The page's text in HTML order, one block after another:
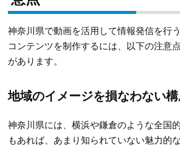
神奈川県で動画を活用して情報発信を行
コンテンツを制作するには、以下の注意
があります。
地域のイメージを損なわない
神奈川県には、横浜や鎌倉のような全国
もあれば、あまり知られていない魅力的